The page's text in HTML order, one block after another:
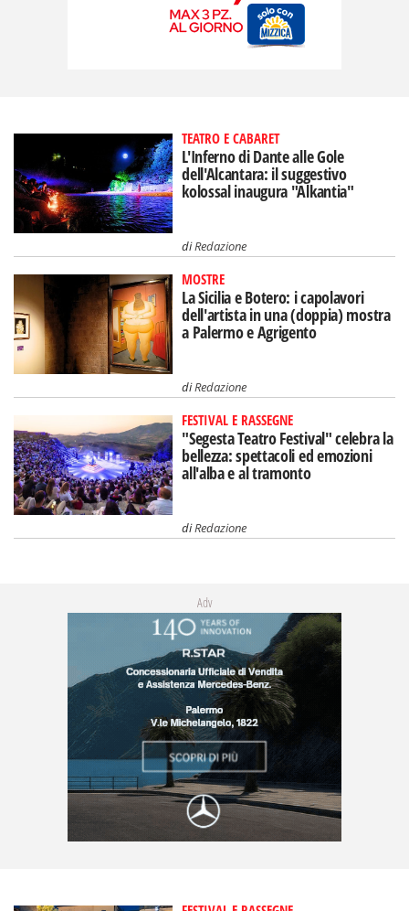
TEATRO E CABARET
L'Inferno di Dante alle Gole
dell'Alcantara: il suggestivo
kolossal inaugura "Alkantia"
diRedazione
MOSTRE
La Sicilia e Botero: i capolavori
dell'artista in una (doppia) mostra
a Palermo e Agrigento
diRedazione
FESTIVAL E RASSEGNE
"Segesta Teatro Festival" celebra la
bellezza: spettacoli ed emozioni
all'alba e al tramonto
diRedazione
Adv